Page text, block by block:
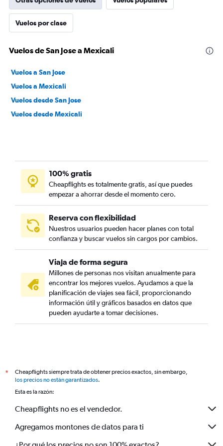
Vuelos por clase
Vuelos de San Jose a Mexicali
Vuelos a San Jose
Vuelos a Mexicali
Vuelos desde San Jose
Vuelos desde Mexicali
100% gratis
Cheapflights es totalmente gratis, así que puedes
empezar a ahorrar desde el momento cero.
Reserva con flexibilidad
Nuestros usuarios pueden hacer planes con total
confianza y buscar vuelos sin cargos por cambios.
Viaja de forma segura
Millones de personas nos visitan anualmente para
encontrar los mejores vuelos. Ayudamos a que la
planificación de viajes sea fácil, proporcionando
información útil y gráficos basados en datos que
pueden ayudarte a tomar decisiones.
*
Cheapflights siempre trata de obtener precios exactos, sin embargo,
los precios no están garantizados.
Esta es la razón:
Cheapflights no es el vendedor.
Agregamos montones de datos para ti